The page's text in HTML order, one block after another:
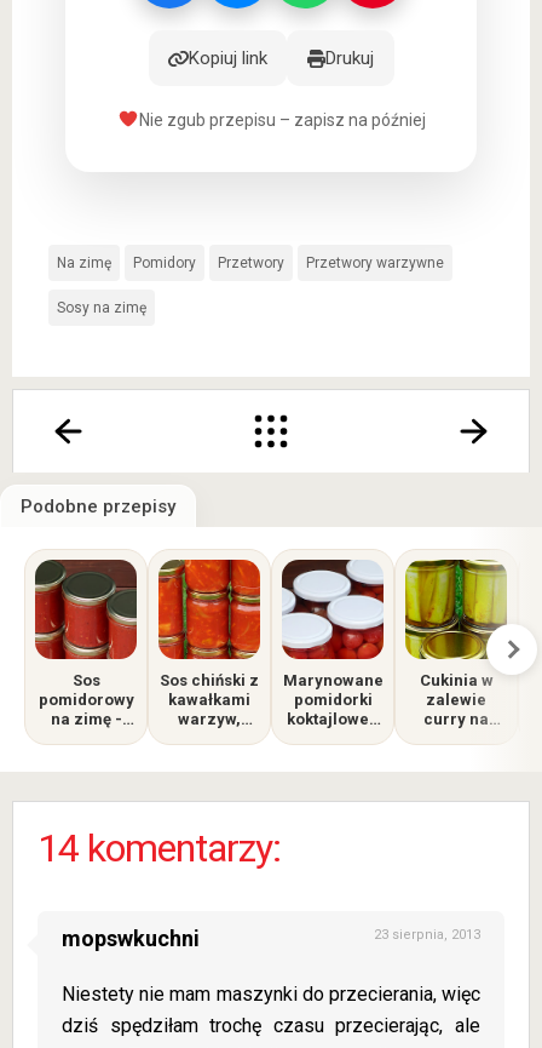
Kopiuj link Drukuj
Nie zgub przepisu – zapisz na później
Na zimę Pomidory Przetwory Przetwory warzywne
Sosy na zimę
Podobne przepisy
Sos
pomidorowy
na zimę -
pasteryzacji,
się udaje
Sos chiński z
kawałkami
warzyw,
lepszy jak ze
Marynowane
pomidorki
koktajlowe -
nadmiar
Cukinia w
zalewie
curry na
przepis do
14 komentarzy:
mopswkuchni 23 sierpnia, 2013
Niestety nie mam maszynki do przecierania, więc
dziś spędziłam trochę czasu przecierając, ale